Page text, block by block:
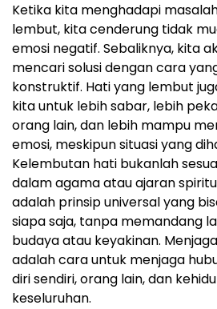
Ketika kita menghadapi
lembut, kita cenderung tidak
emosi negatif. Sebaliknya, kita
mencari solusi dengan cara
konstruktif. Hati yang lembut
kita untuk lebih sabar, lebih
orang lain, dan lebih mampu
emosi, meskipun situasi yang
Kelembutan hati bukanlah
dalam agama atau ajaran
adalah prinsip universal yang
siapa saja, tanpa memandang
budaya atau keyakinan.
adalah cara untuk menjaga
diri sendiri, orang lain, dan
keseluruhan.